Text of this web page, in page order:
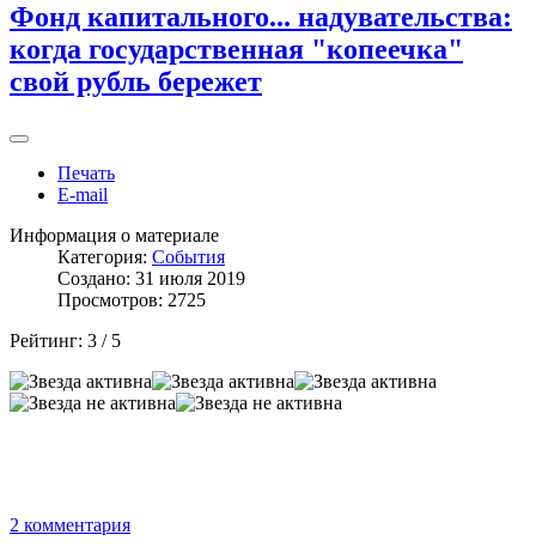
Фонд капитального... надувательства:
когда государственная "копеечка"
свой рубль бережет
Печать
E-mail
Информация о материале
Категория: События
Создано: 31 июля 2019
Просмотров: 2725
Рейтинг: 3 / 5
2 комментария